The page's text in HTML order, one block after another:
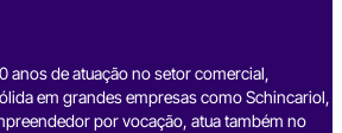
anos de atuação no setor comercial,
em grandes empresas como Schincariol,
por vocação, atua também no